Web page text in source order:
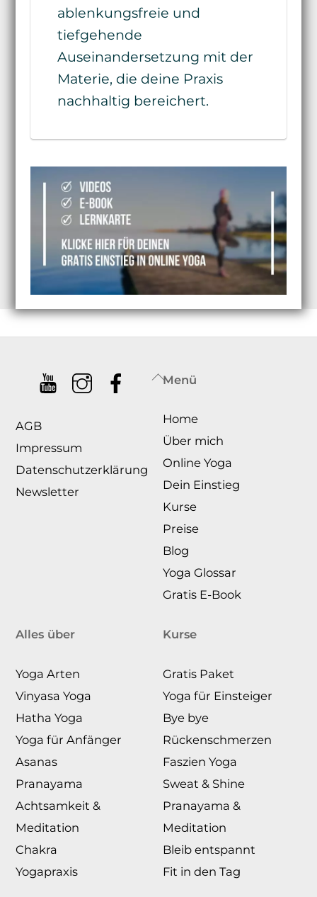
ablenkungsfreie und
tiefgehende
Auseinandersetzung mit der
Materie, die deine Praxis
nachhaltig bereichert.
Back
Top
AGB
Impressum
Datenschutzerklärung
Newsletter
Menü
Home
Über mich
Online Yoga
Dein Einstieg
Kurse
Preise
Blog
Yoga Glossar
Gratis E-Book
Alles über
Yoga Arten
Vinyasa Yoga
Hatha Yoga
Yoga für Anfänger
Asanas
Pranayama
Achtsamkeit &
Meditation
Chakra
Yogapraxis
Kurse
Gratis Paket
Yoga für Einsteiger
Bye bye
Rückenschmerzen
Faszien Yoga
Sweat & Shine
Pranayama &
Meditation
Bleib entspannt
Fit in den Tag